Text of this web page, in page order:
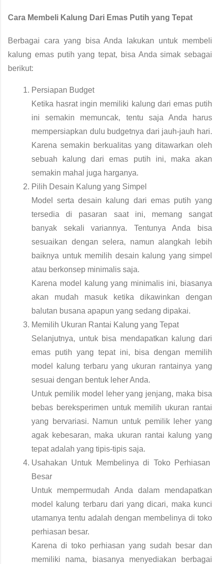
Cara Membeli Kalung Dari Emas Putih yang Tepat
kalung emas putih yang tepat, bisa Anda simak sebagai
berikut:
Persiapan Budget
Ketika hasrat ingin memiliki kalung dari emas putih
ini semakin memuncak, tentu saja Anda harus
mempersiapkan dulu budgetnya dari jauh-jauh hari.
Karena semakin berkualitas yang ditawarkan oleh
sebuah kalung dari emas putih ini, maka akan
semakin mahal juga harganya.
Pilih Desain Kalung yang Simpel
Model serta desain kalung dari emas putih yang
tersedia di pasaran saat ini, memang sangat
banyak sekali variannya. Tentunya Anda bisa
sesuaikan dengan selera, namun alangkah lebih
baiknya untuk memilih desain kalung yang simpel
atau berkonsep minimalis saja.
Karena model kalung yang minimalis ini, biasanya
akan mudah masuk ketika dikawinkan dengan
balutan busana apapun yang sedang dipakai.
Memilih Ukuran Rantai Kalung yang Tepat
Selanjutnya, untuk bisa mendapatkan kalung dari
emas putih yang tepat ini, bisa dengan memilih
model kalung terbaru yang ukuran rantainya yang
sesuai dengan bentuk leher Anda.
Untuk pemilik model leher yang jenjang, maka bisa
bebas bereksperimen untuk memilih ukuran rantai
yang bervariasi. Namun untuk pemilik leher yang
agak kebesaran, maka ukuran rantai kalung yang
tepat adalah yang tipis-tipis saja.
Usahakan Untuk Membelinya di Toko Perhiasan
Besar
Untuk mempermudah Anda dalam mendapatkan
model kalung terbaru dari yang dicari, maka kunci
utamanya tentu adalah dengan membelinya di toko
perhiasan besar.
Karena di toko perhiasan yang sudah besar dan
memiliki nama, biasanya menyediakan berbagai